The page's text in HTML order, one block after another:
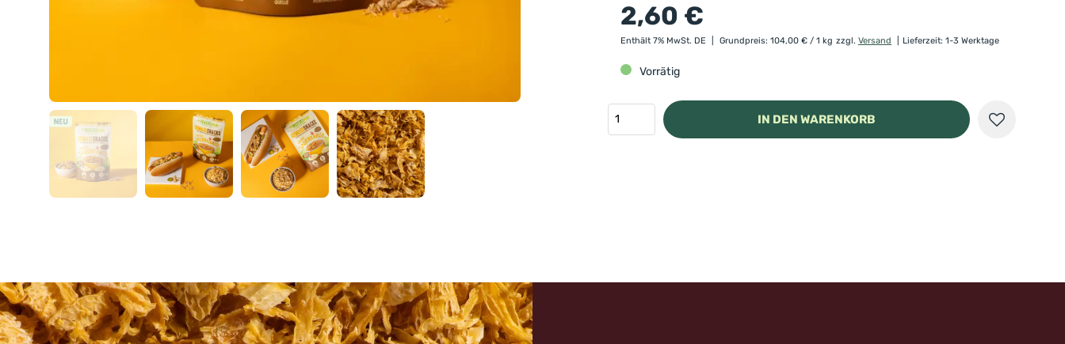
2,60 €
Enthält 7% MwSt. DE Grundpreis: 104,00 € / 1 kg zzgl. Versand Lieferzeit: 1-3 Werktage
Vorrätig
IN DEN WARENKORB